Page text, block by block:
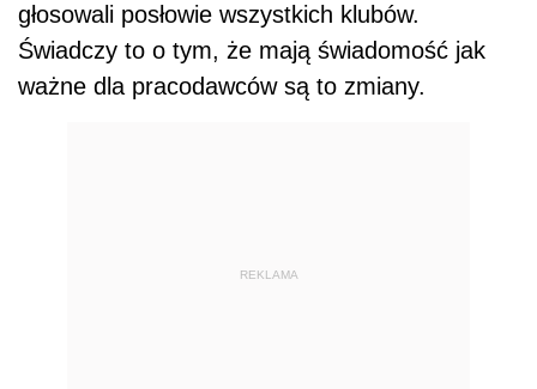
głosowali posłowie wszystkich klubów.
Świadczy to o tym, że mają świadomość jak
ważne dla pracodawców są to zmiany.
REKLAMA